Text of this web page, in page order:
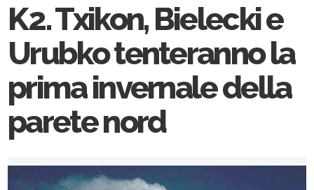
K2. Txikon, Bielecki e
Urubko tenteranno la
prima invernale della
parete nord